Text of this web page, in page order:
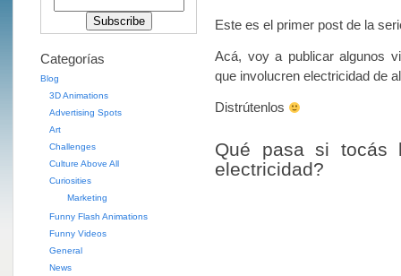
Este es el primer post de la
Acá, voy a publicar algunos
que involucren electricidad de
Distrútenlos
Qué pasa si tocás
electricidad?
Categorías
Blog
3D Animations
Advertising Spots
Art
Challenges
Culture Above All
Curiosities
Marketing
Funny Flash Animations
Funny Videos
General
News